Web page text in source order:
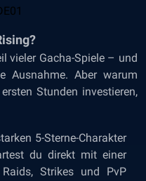
vieler Gacha-Spiele – und
Ausnahme. Aber warum
Stunden investieren,
5-Sterne-Charakter
du direkt mit einer
Strikes und PvP